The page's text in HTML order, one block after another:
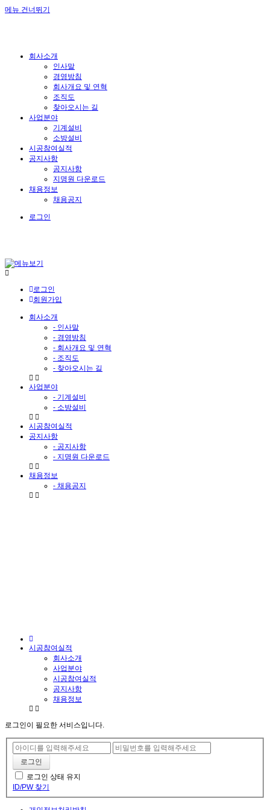
메뉴 건너뛰기
회사소개
인사말
경영방침
회사개요 및 연혁
조직도
찾아오시는 길
사업분야
기계설비
소방설비
시공참여실적
공지사항
공지사항
지명원 다운로드
채용정보
채용공지
로그인
로그인
회원가입
회사소개
- 인사말
- 경영방침
- 회사개요 및 연혁
- 조직도
- 찾아오시는 길
사업분야
- 기계설비
- 소방설비
시공참여실적
공지사항
- 공지사항
- 지명원 다운로드
채용정보
- 채용공지
시공참여실적
회사소개
사업분야
시공참여실적
공지사항
채용정보
로그인이 필요한 서비스입니다.
로그인 상태 유지
ID/PW 찾기